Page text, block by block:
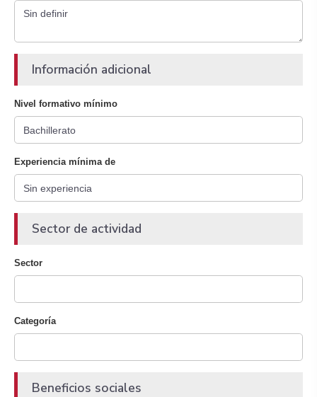
Información adicional
Nivel formativo mínimo
Experiencia mínima de
Sector de actividad
Sector
Categoría
Beneficios sociales